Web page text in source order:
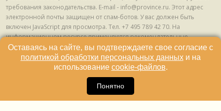
требования законодательства. E-mail - info@province.ru. Этот адрес
электронной почты защищен от спам-ботов. У вас должен быть
включен JavaScript для просмотра. Tел. +7 495 789 42 70. На
информационном ресурсе применяются рекомендательные
технологии (информационные технологии предоставления
информации на основе сбора, систематизации и анализа сведений,
относящихся к предпочтениям пользователей сети "Интернет",
находящихся на территории Российской Федерации) © ООО ИД
Оставаясь на сайте, вы подтверждаете свое согласие с
политикой обработки персональных данныхи на
использование cookie-файлов.
Понятно